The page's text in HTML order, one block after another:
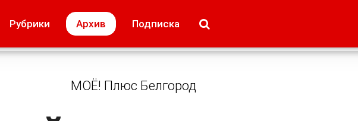
Рубрики Архив Подписка
МОЁ! Плюс Липецк
Образование + карьера
Свадьба недели
МОЁ! Плюс Белгород